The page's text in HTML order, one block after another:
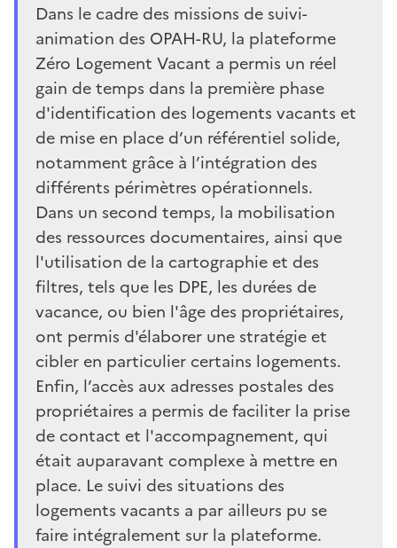
Dans le cadre des missions de suivi-
animation des OPAH-RU, la plateforme
Zéro Logement Vacant a permis un réel
gain de temps dans la première phase
d'identification des logements vacants et
de mise en place d’un référentiel solide,
notamment grâce à l’intégration des
différents périmètres opérationnels.
Dans un second temps, la mobilisation
des ressources documentaires, ainsi que
l'utilisation de la cartographie et des
filtres, tels que les DPE, les durées de
vacance, ou bien l'âge des propriétaires,
ont permis d'élaborer une stratégie et
cibler en particulier certains logements.
Enfin, l’accès aux adresses postales des
propriétaires a permis de faciliter la prise
de contact et l'accompagnement, qui
était auparavant complexe à mettre en
place. Le suivi des situations des
logements vacants a par ailleurs pu se
faire intégralement sur la plateforme.